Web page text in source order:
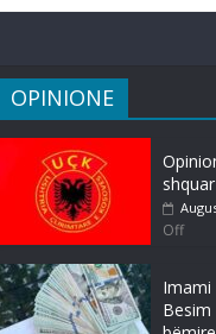
OPINIONE
Off